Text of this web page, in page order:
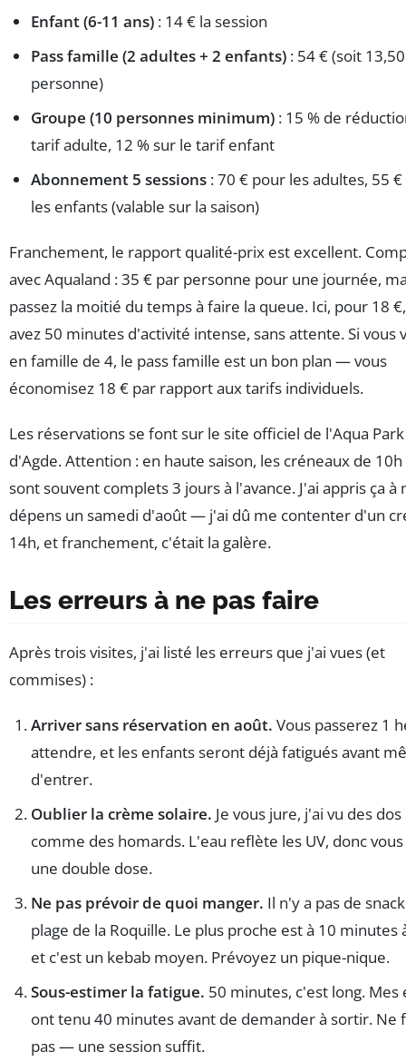
Enfant (6-11 ans) : 14 € la session
Pass famille (2 adultes + 2 enfants) : 54 € (soit
personne)
Groupe (10 personnes minimum) : 15 % de
tarif adulte, 12 % sur le tarif enfant
Abonnement 5 sessions : 70 € pour les adultes, 55
les enfants (valable sur la saison)
Franchement, le rapport qualité-prix est excellent.
avec Aqualand : 35 € par personne pour une journée,
passez la moitié du temps à faire la queue. Ici, pour 18
avez 50 minutes d'activité intense, sans attente. Si vous
en famille de 4, le pass famille est un bon plan — vous
économisez 18 € par rapport aux tarifs individuels.
Les réservations se font sur le site officiel de l'Aqua
d'Agde. Attention : en haute saison, les créneaux de
sont souvent complets 3 jours à l'avance. J'ai appris ça à
dépens un samedi d'août — j'ai dû me contenter d'un
14h, et franchement, c'était la galère.
Les erreurs à ne pas faire
Après trois visites, j'ai listé les erreurs que j'ai vues (et
commises) :
Arriver sans réservation en août. Vous passerez 1
attendre, et les enfants seront déjà fatigués avant
d'entrer.
Oublier la crème solaire. Je vous jure, j'ai vu des
comme des homards. L'eau reflète les UV, donc
une double dose.
Ne pas prévoir de quoi manger. Il n'y a pas de
plage de la Roquille. Le plus proche est à 10 minutes
et c'est un kebab moyen. Prévoyez un pique-nique.
Sous-estimer la fatigue. 50 minutes, c'est long. Mes
ont tenu 40 minutes avant de demander à sortir. Ne
pas — une session suffit.